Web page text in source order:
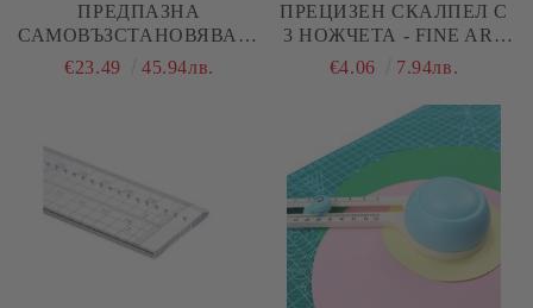
ПРЕДПАЗНА
САМОВЪЗСТАНОВЯВАЩА
СЕ ПОДЛОЖКА ЗА
€23.49 45.94лв.
ПРЕЦИЗЕН СКАЛПЕЛ С
3 НОЖЧЕТА - FINE ART
KNIFE - ARTEMIO
€4.06 7.94лв.